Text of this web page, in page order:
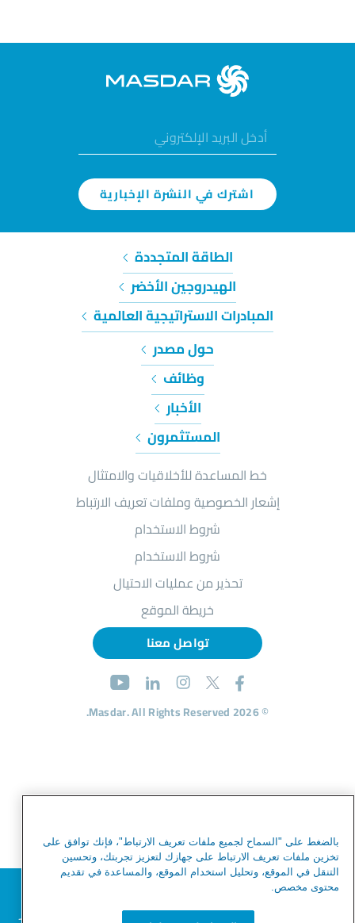
اشترك في النشرة الإخبارية
الطاقة المتجددة
الهيدروجين الأخضر
المبادرات الاستراتيجية العالمية
حول مصدر
وظائف
الأخبار
المستثمرون
خط المساعدة للأخلاقيات والامتثال
إشعار الخصوصية وملفات تعريف الارتباط
شروط الاستخدام
شروط الاستخدام
تحذير من عمليات الاحتيال
خريطة الموقع
تواصل معنا
© 2026 Masdar. All Rights Reserved.
بالضغط على "السماح لجميع ملفات تعريف الارتباط"، فإنك توافق على
تخزين ملفات تعريف الارتباط على جهازك لتعزيز تجربتك، وتحسين
التنقل في الموقع، وتحليل استخدام الموقع، والمساعدة في تقديم
محتوى مخصص.